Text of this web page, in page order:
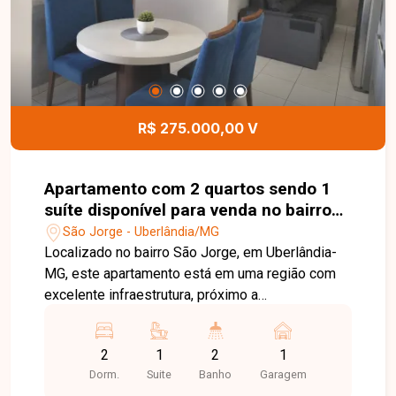
informações e agende uma visita para conhecer
este excelente imóvel.
R$ 275.000,00 V
Apartamento com 2 quartos sendo 1
suíte disponível para venda no bairro
São Jorge em Uberlândia-MG
São Jorge - Uberlândia/MG
Localizado no bairro São Jorge, em Uberlândia-
MG, este apartamento está em uma região com
excelente infraestrutura, próximo a
diversos serviços. Além disso, conta com ponto
de ônibus ao lado do condomínio e uma praça
com parquinho em frente, proporcionando
2
Dorm.
1
Suite
2
Banho
1
Garagem